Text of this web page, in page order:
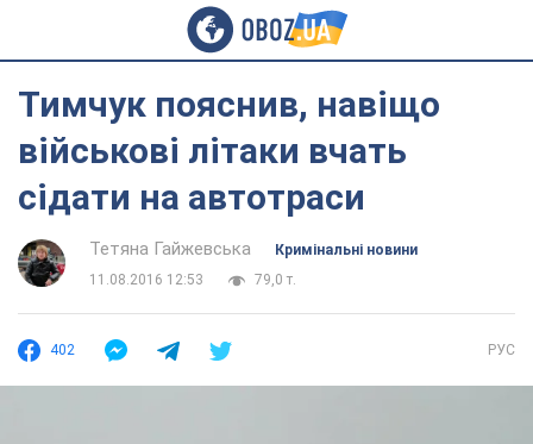
Тимчук пояснив, навіщо
військові літаки вчать
сідати на автотраси
Тетяна Гайжевська
Кримінальні новини
11.08.2016 12:53
79,0 т.
402 РУС